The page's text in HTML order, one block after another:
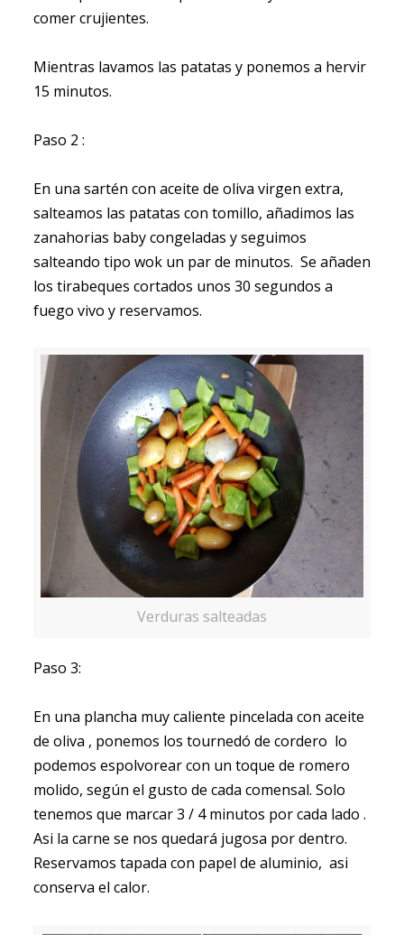
comer crujientes.
Mientras lavamos las patatas y ponemos a hervir
15 minutos.
Paso 2 :
En una sartén con aceite de oliva virgen extra,
salteamos las patatas con tomillo, añadimos las
zanahorias baby congeladas y seguimos
salteando tipo wok un par de minutos. Se añaden
los tirabeques cortados unos 30 segundos a
fuego vivo y reservamos.
Verduras salteadas
Paso 3:
En una plancha muy caliente pincelada con aceite
de oliva , ponemos los tournedó de cordero lo
podemos espolvorear con un toque de romero
molido, según el gusto de cada comensal. Solo
tenemos que marcar 3 / 4 minutos por cada lado .
Asi la carne se nos quedará jugosa por dentro.
Reservamos tapada con papel de aluminio, asi
conserva el calor.